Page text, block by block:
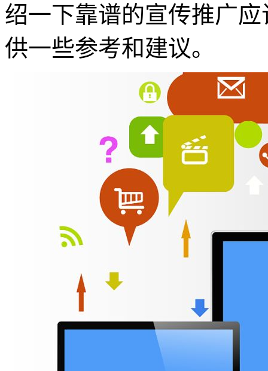
绍一下靠谱的宣传推广
供一些参考和建议。